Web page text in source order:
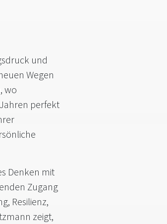
und
Wegen
wo
perfekt
Denken mit
Zugang
Resilienz,
zeigt,